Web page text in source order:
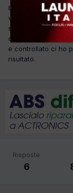
buon giorno mi
valvole e guide per
si accende la spia
controllato tutti i
e controllato ci ho
risultato.
Risposte
6